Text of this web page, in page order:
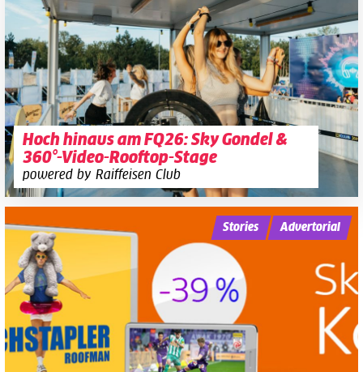
Hoch hinaus am FQ26: Sky Gondel &
360°-Video-Rooftop-Stage
powered by Raiffeisen Club
Stories Advertorial